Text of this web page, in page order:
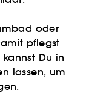
oder
pflegst
Du in
lassen, um